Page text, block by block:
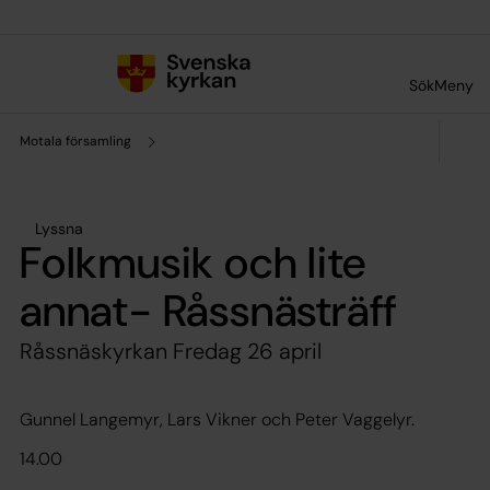
SökMeny
Motala församling
Lyssna
Folkmusik och lite
annat- Råssnästräff
Råssnäskyrkan Fredag 26 april
Gunnel Langemyr, Lars Vikner och Peter Vaggelyr.
14.00